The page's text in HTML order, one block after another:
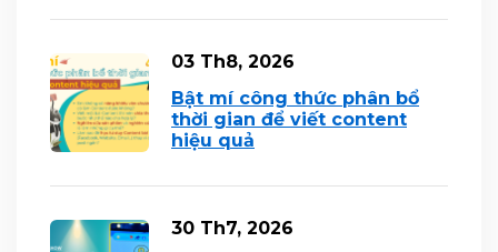
03 Th8, 2026
Bật mí công thức phân bổ
thời gian để viết content
hiệu quả
30 Th7, 2026